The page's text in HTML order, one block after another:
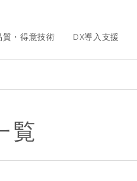
質・得意技術 DX導入支援
覧